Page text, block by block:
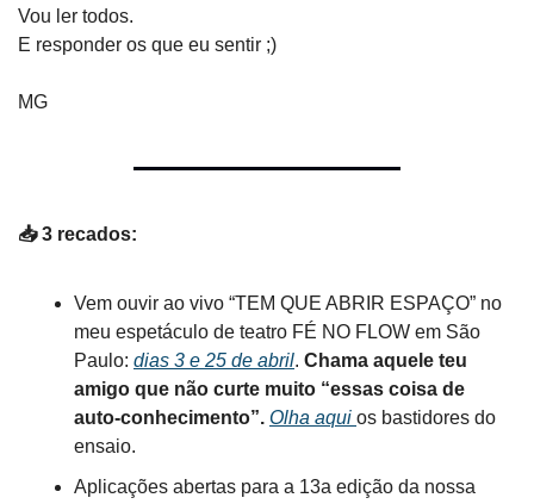
Vou ler todos.
E responder os que eu sentir ;)
MG
📥 3 recados:
Vem ouvir ao vivo “TEM QUE ABRIR ESPAÇO” no
meu espetáculo de teatro FÉ NO FLOW em São
Paulo: dias 3 e 25 de abril. Chama aquele teu
amigo que não curte muito “essas coisa de
auto-conhecimento”. Olha aqui os bastidores do
ensaio.
Aplicações abertas para a 13a edição da nossa